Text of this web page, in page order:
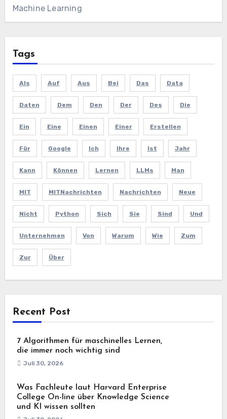
Machine Learning
Tags
Als Auf Aus Bei Das Data
Daten Dem Den Der Des Die
Ein Eine Einen Einer Erstellen
Für Google Ich Ihre Ist Jahr
Kann Können Lernen LLMs Man
MIT MITNachrichten Nachrichten Neue
Nicht Python Sich Sie Sind Und
Unternehmen Von Warum Wie Zum
Zur Über
Recent Post
7 Algorithmen für maschinelles Lernen,
die immer noch wichtig sind
Juli 30, 2026
Was Fachleute laut Harvard Enterprise
College On-line über Knowledge Science
und KI wissen sollten